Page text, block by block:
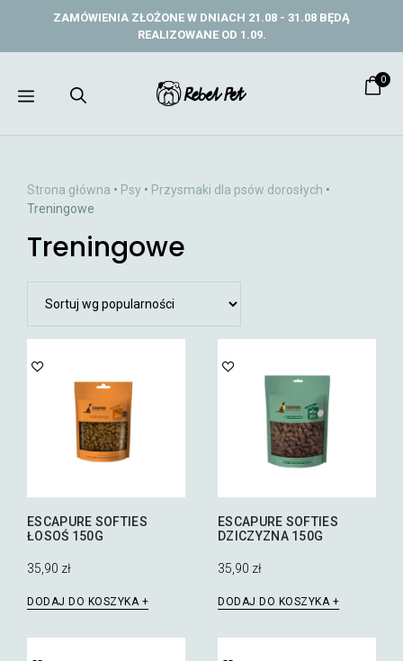
ZAMÓWIENIA ZŁOŻONE W DNIACH 21.08 - 31.08 BĘDĄ
REALIZOWANE OD 1.09.
Menu
0
Strona główna • Psy • Przysmaki dla psów dorosłych •
Treningowe
Treningowe
ESCAPURE SOFTIES
ŁOSOŚ 150G
35,90 zł
DODAJ DO KOSZYKA
ESCAPURE SOFTIES
DZICZYZNA 150G
35,90 zł
DODAJ DO KOSZYKA